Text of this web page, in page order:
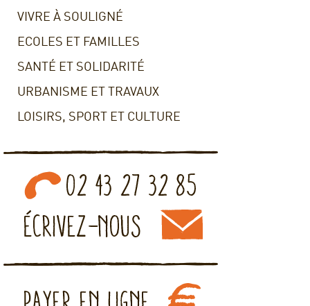
VIVRE À SOULIGNÉ
ECOLES ET FAMILLES
SANTÉ ET SOLIDARITÉ
URBANISME ET TRAVAUX
LOISIRS, SPORT ET CULTURE